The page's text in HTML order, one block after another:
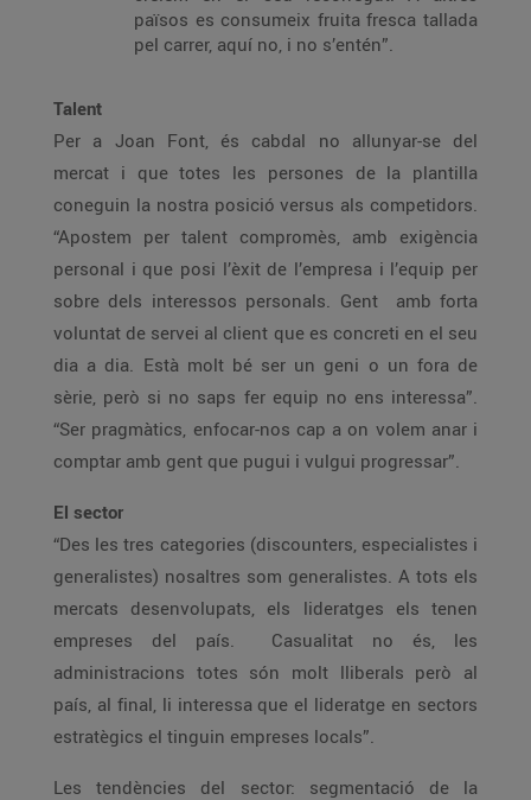
països es consumeix fruita fresca tallada
pel carrer, aquí no, i no s’entén”.
Talent
Per a Joan Font, és cabdal no allunyar-se del
mercat i que totes les persones de la plantilla
coneguin la nostra posició versus als competidors.
“Apostem per talent compromès, amb exigència
personal i que posi l’èxit de l’empresa i l’equip per
sobre dels interessos personals. Gent amb forta
voluntat de servei al client que es concreti en el seu
dia a dia. Està molt bé ser un geni o un fora de
sèrie, però si no saps fer equip no ens interessa”.
“Ser pragmàtics, enfocar-nos cap a on volem anar i
comptar amb gent que pugui i vulgui progressar”.
El sector
“Des les tres categories (discounters, especialistes i
generalistes) nosaltres som generalistes. A tots els
mercats desenvolupats, els lideratges els tenen
empreses del país. Casualitat no és, les
administracions totes són molt lliberals però al
país, al final, li interessa que el lideratge en sectors
estratègics el tinguin empreses locals”.
Les tendències del sector: segmentació de la